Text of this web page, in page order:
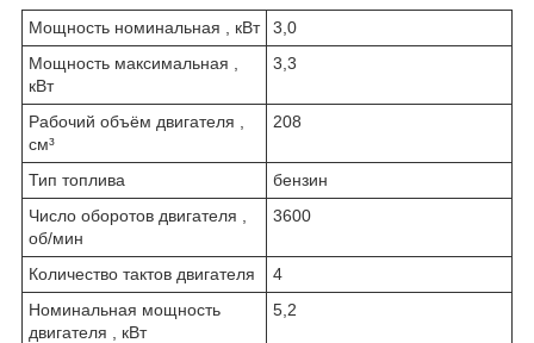
Мощность номинальная , кВт
3,0
Мощность максимальная ,
кВт
3,3
Рабочий объём двигателя ,
см³
208
Тип топлива
бензин
Число оборотов двигателя ,
об/мин
3600
Количество тактов двигателя
4
Номинальная мощность
двигателя , кВт
5,2